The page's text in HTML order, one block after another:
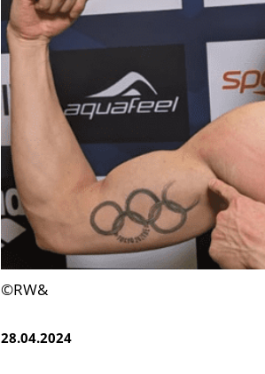
©RW&
28.04.2024
Quicklinks
Vereinsfinder
Lizenzwesen
Zentrale Hinweisstelle
Anti-Doping
Recht auf sicheren Schwimmsport